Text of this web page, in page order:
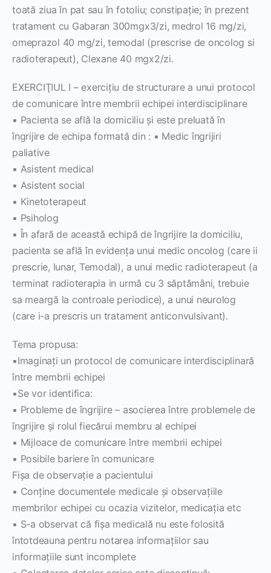
toată ziua în pat sau în fotoliu; constipaţie; în prezent
tratament cu Gabaran 300mgx3/zi, medrol 16 mg/zi,
omeprazol 40 mg/zi, temodal (prescrise de oncolog si
radioterapeut), Clexane 40 mgx2/zi.
EXERCIŢIUL I – exerciţiu de structurare a unui protocol
de comunicare între membrii echipei interdisciplinare
▪ Pacienta se află la domiciliu şi este preluată în
îngrijire de echipa formată din : ▪ Medic îngrijiri
paliative
▪ Asistent medical
▪ Asistent social
▪ Kinetoterapeut
▪ Psiholog
▪ În afară de această echipă de îngrijire la domiciliu,
pacienta se află în evidenţa unui medic oncolog (care ii
prescrie, lunar, Temodal), a unui medic radioterapeut (a
terminat radioterapia in urmă cu 3 săptămâni, trebuie
sa meargă la controale periodice), a unui neurolog
(care i-a prescris un tratament anticonvulsivant).
Tema propusa:
▪Imaginaţi un protocol de comunicare interdisciplinară
între membrii echipei
▪Se vor identifica:
▪ Probleme de îngrijire – asocierea între problemele de
îngrijire şi rolul fiecărui membru al echipei
▪ Mijloace de comunicare între membrii echipei
▪ Posibile bariere în comunicare
Fişa de observaţie a pacientului
▪ Conţine documentele medicale şi observaţiile
membrilor echipei cu ocazia vizitelor, medicaţia etc
▪ S-a observat că fişa medicală nu este folosită
întotdeauna pentru notarea informaţiilor sau
informaţiile sunt incomplete